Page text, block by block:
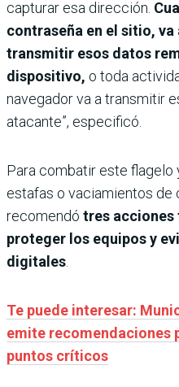
capturar esa dirección.
contraseña en el sitio,
transmitir esos datos
dispositivo, o toda
navegador va a transmitir
atacante”, especificó.
Para combatir este
estafas o vaciamientos de
recomendó tres acciones
proteger los equipos y
digitales
Te puede interesar:
emite recomendaciones
puntos críticos